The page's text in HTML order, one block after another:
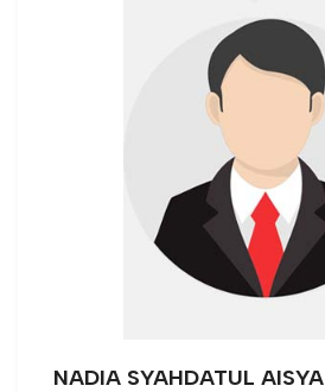
NADIA SYAHDATUL AISYA